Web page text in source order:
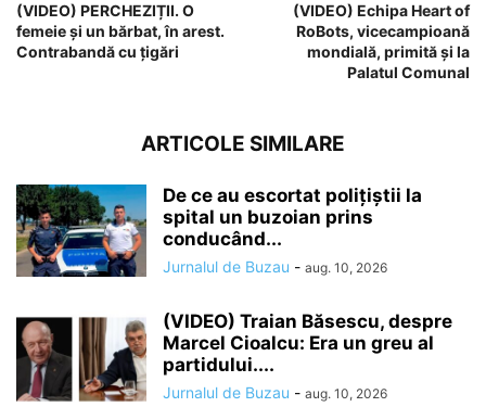
(VIDEO) PERCHEZIȚII. O
femeie și un bărbat, în arest.
Contrabandă cu țigări
(VIDEO) Echipa Heart of
RoBots, vicecampioană
mondială, primită și la
Palatul Comunal
ARTICOLE SIMILARE
De ce au escortat polițiștii la
spital un buzoian prins
conducând...
Jurnalul de Buzau - aug. 10, 2026
(VIDEO) Traian Băsescu, despre
Marcel Cioalcu: Era un greu al
partidului....
Jurnalul de Buzau - aug. 10, 2026